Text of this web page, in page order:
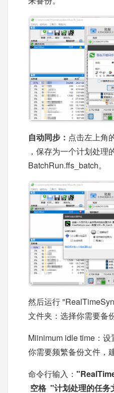
自动同步 ： 点击左上角
，保存为一个计划处理
BatchRun.ffs_batch。
然后运行
文件夹：选择你需要备
Miinimum idle time：
你需要频繁备份文件，
命令行输入：
空格 "计划处理的任务